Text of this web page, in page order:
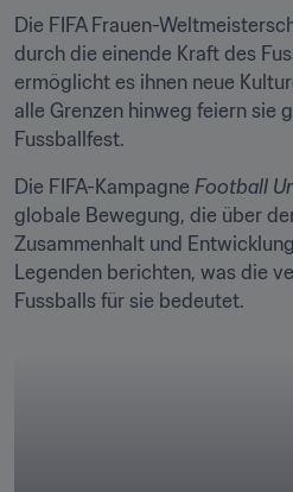
Die FIFA Frauen-
durch die einende Kraft des
ermöglicht es ihnen neue
alle Grenzen hinweg feiern sie
Fussballfest.
Die FIFA-Kampagne Football
globale Bewegung, die über
Zusammenhalt und
Legenden berichten, was die
Fussballs für sie bedeutet.